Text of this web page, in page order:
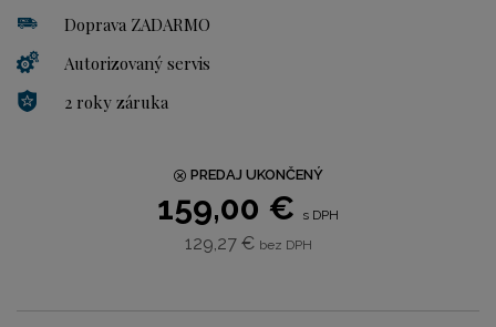
Doprava ZADARMO
Autorizovaný servis
2 roky záruka
PREDAJ UKONČENÝ
159,00 € s DPH
129,27 € bez DPH